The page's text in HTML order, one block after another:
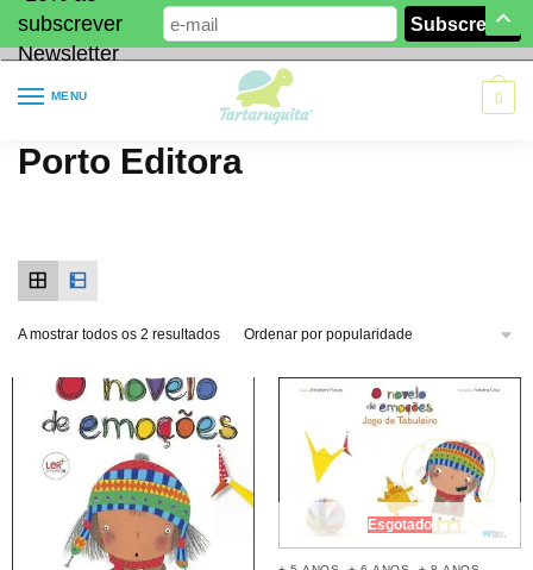
subscrever
Newsletter
MENU 0
Porto Editora
A mostrar todos os 2 resultados
Esgotado